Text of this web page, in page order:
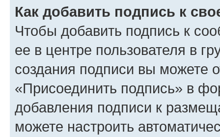
Как добавить подпись к
Чтобы добавить подпись к
ее в центре пользователя в
создания подписи вы можете
«Присоединить подпись» в
добавления подписи к
можете настроить